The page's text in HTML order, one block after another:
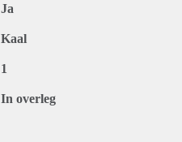
Ja
Kaal
1
In overleg